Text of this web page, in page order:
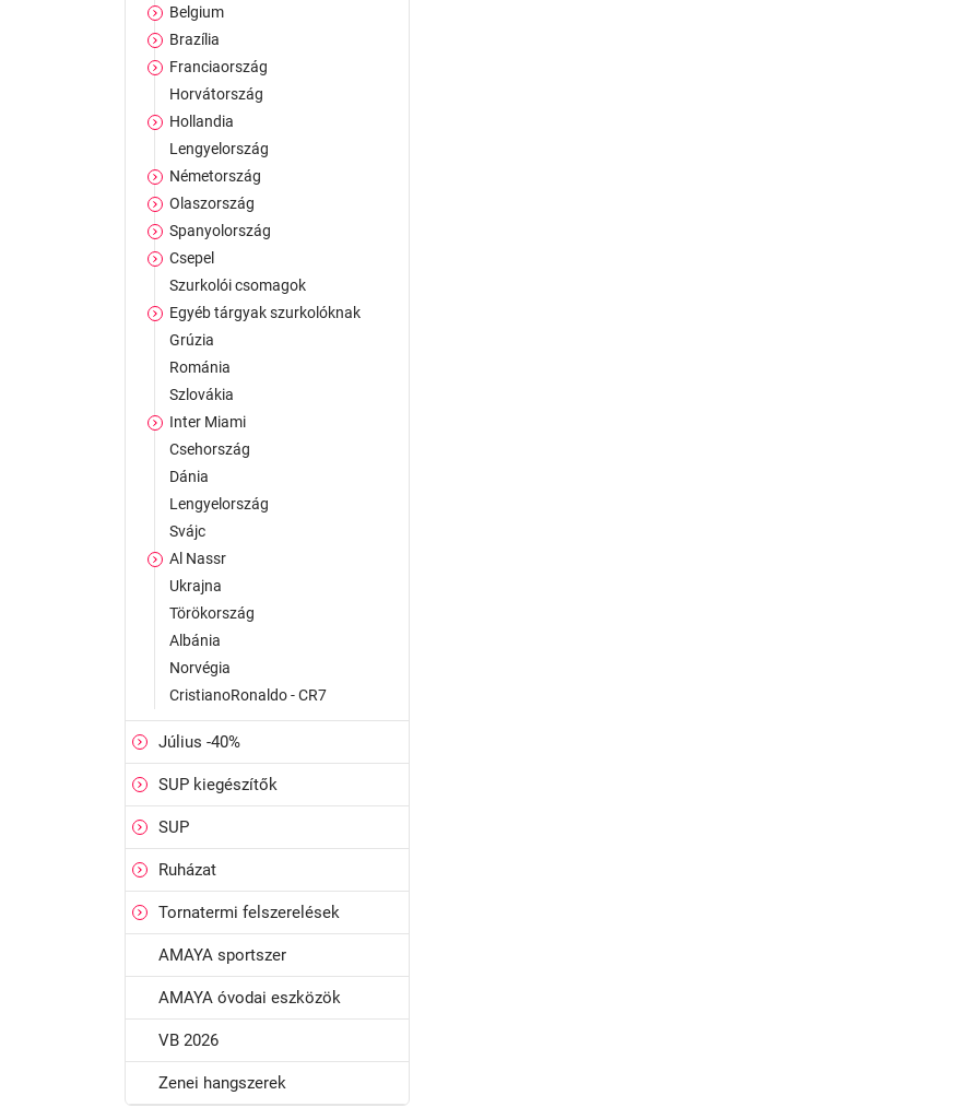
Belgium
Brazília
Franciaország
Horvátország
Hollandia
Lengyelország
Németország
Olaszország
Spanyolország
Csepel
Szurkolói csomagok
Egyéb tárgyak szurkolóknak
Grúzia
Románia
Szlovákia
Inter Miami
Csehország
Dánia
Lengyelország
Svájc
Al Nassr
Ukrajna
Törökország
Albánia
Norvégia
CristianoRonaldo - CR7
Július -40%
SUP kiegészítők
SUP
Ruházat
Tornatermi felszerelések
AMAYA sportszer
AMAYA óvodai eszközök
VB 2026
Zenei hangszerek